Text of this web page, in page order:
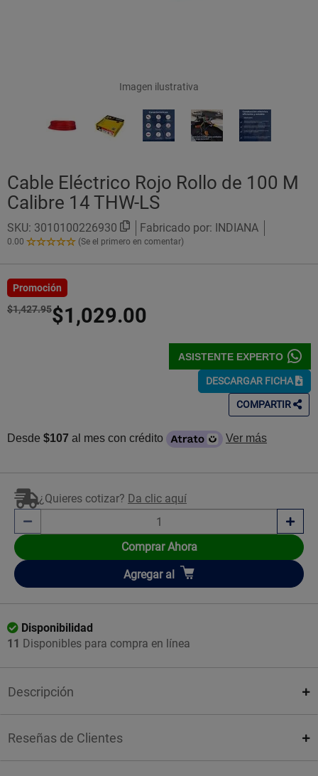
Imagen ilustrativa
Cable Eléctrico Rojo Rollo de 100 M
Calibre 14 THW-LS
SKU: 3010100226930 Fabricado por: INDIANA
0.00
0.00
Estrellas!
(Se el primero en comentar)
Promoción
$1,427.95$1,029.00
ASISTENTE EXPERTO
DESCARGAR FICHA
COMPARTIR
Desde $107 al mes con crédito Ver más
¿Quieres cotizar? Da clic aquí
Comprar Ahora
Añadir
Agregar al
Disponibilidad
11 Disponibles para compra en línea
Descripción
Reseñas de Clientes